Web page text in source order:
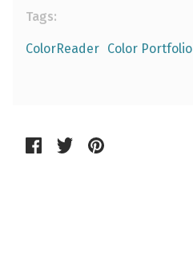
Tags:
ColorReader Color Portfolio